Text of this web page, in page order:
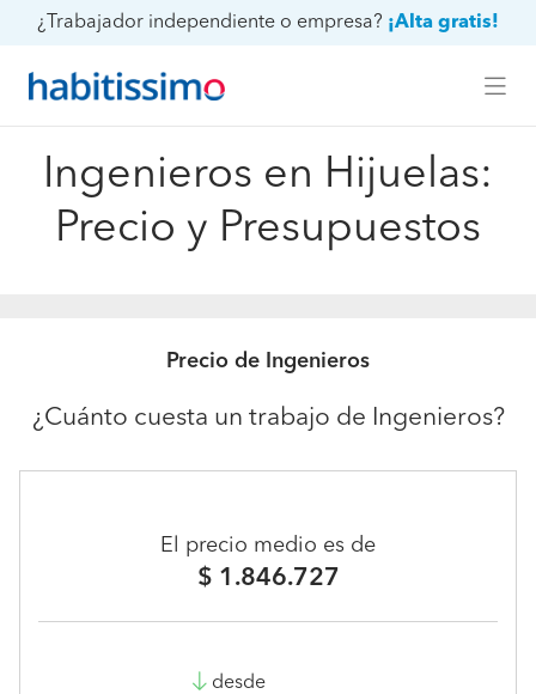
¿Trabajador independiente o empresa? ¡Alta gratis!
Ingenieros en Hijuelas:
Precio y Presupuestos
Precio de Ingenieros
¿Cuánto cuesta un trabajo de Ingenieros?
El precio medio es de
$ 1.846.727
desde